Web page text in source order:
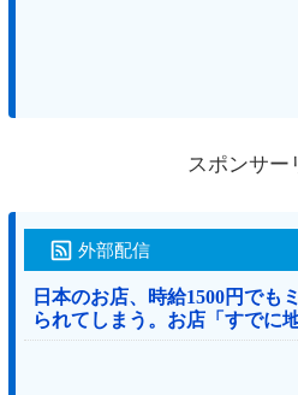
スポンサー
外部配信
日本のお店、時給1500円でも
られてしまう。お店「すでに